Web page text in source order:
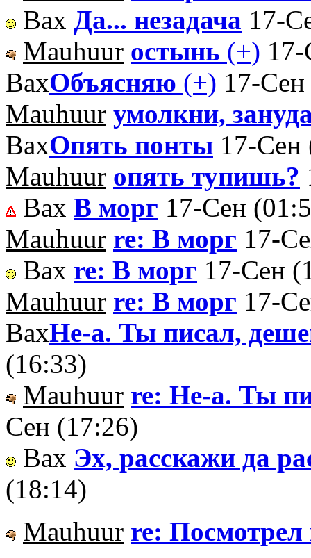
Вах Да... незадача 17-
Mauhuur остынь (+)
ВахОбъясняю (+) 17-
Mauhuur умолкни,
ВахОпять понты 17-Сен
Mauhuur опять тупишь?
Вах В морг 17-Сен
Mauhuur re: В морг 17-
Вах re: В морг 17-Сен
Mauhuur re: В морг 17-
ВахНе-а. Ты писал,
(16:33)
Mauhuur re: Не-а. Ты
Сен (17:26)
Вах Эх, расскажи да
(18:14)
Mauhuur re: Посмотрел